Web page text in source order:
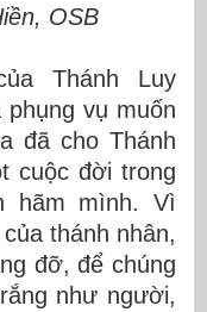
OSB
Thánh Luy
phụng vụ muốn
đã cho Thánh
cuộc đời trong
hãm mình. Vì
thánh nhân,
đỡ, để chúng
như người,